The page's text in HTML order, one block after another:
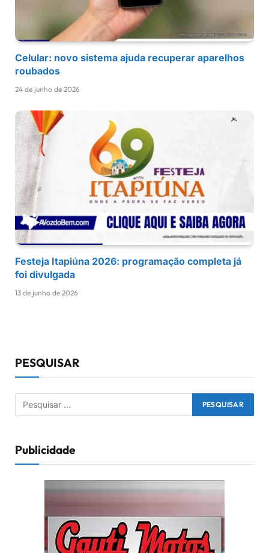
Celular: novo sistema ajuda recuperar aparelhos
roubados
24 de junho de 2026
Festeja Itapiúna 2026: programação completa já
foi divulgada
13 de junho de 2026
PESQUISAR
Publicidade